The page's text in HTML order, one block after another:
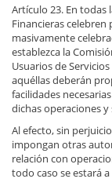
Artículo 23. En todas
Financieras
masivamente
establezca la
Usuarios de
aquéllas deberán
facilidades
dichas operaciones y
Al efecto, sin
impongan otras
relación con
todo caso se estará